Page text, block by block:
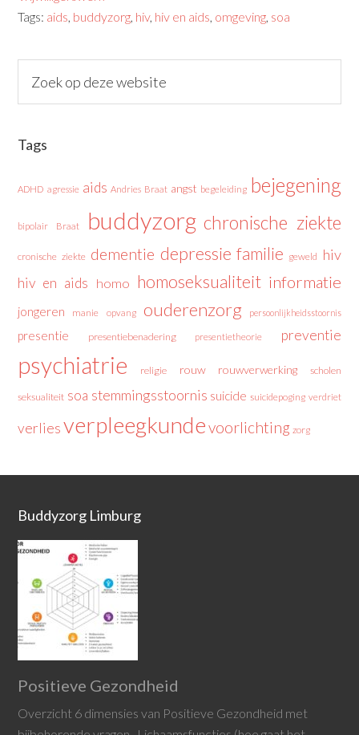
Tags: aids, buddyzorg, hiv, hiv en aids, omgeving, soa
Tags
ADHD agressie aids Andries Braat angst begeleiding bejegening
bipolair Braat buddyzorg chronische ziekte
cronische ziekte dementie depressie familie geweld hiv
hiv en aids homo homoseksualiteit informatie
jongeren manie opvang ouderenzorg persoonlijkheidsstoornis
presentie presentiebenadering presentietheorie preventie
psychiatrie religie rouw rouwverwerking scholen
seksualiteit soa stemmingsstoornis suicide suicidepoging verdriet
verlies verpleegkundevoorlichting zorg
Buddyzorg Limburg
Positieve Gezondheid
Overzicht 6 dimensies van Positieve Gezondheid met